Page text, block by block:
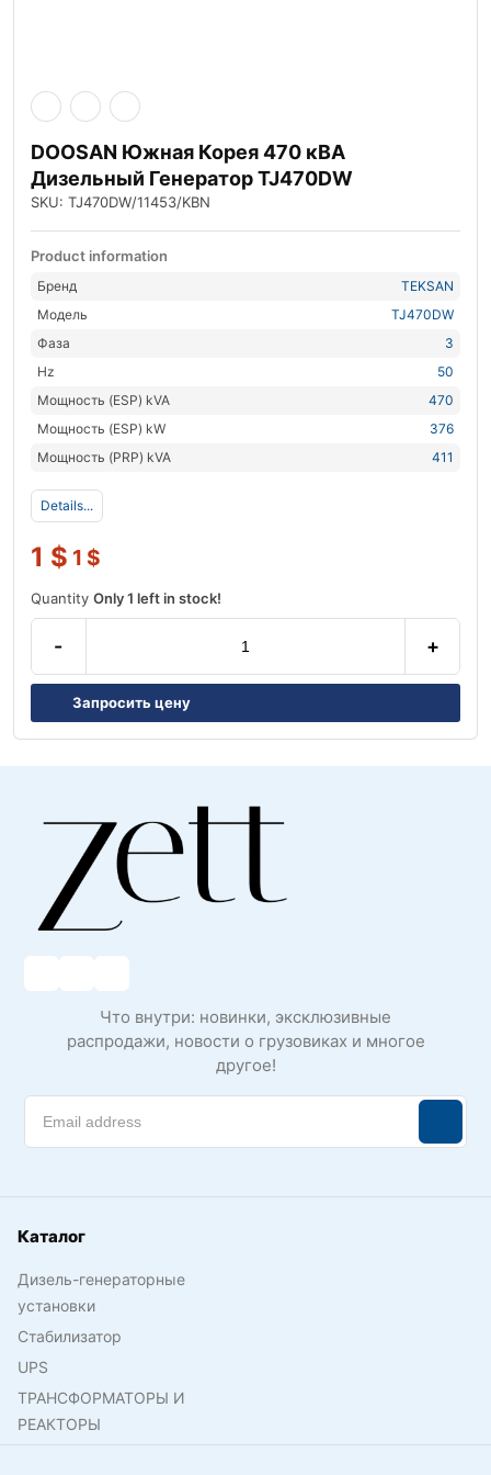
DOOSAN Южная Корея 470 кВА
Дизельный Генератор TJ470DW
SKU: TJ470DW/11453/KBN
Product information
Бренд
TEKSAN
Модель
TJ470DW
Фаза
3
Hz
50
Мощность (ESP) kVA
470
Мощность (ESP) kW
376
Мощность (PRP) kVA
411
Details...
1 $ 1 $
Quantity Only 1 left in stock!
- +
Запросить цену
Что внутри: новинки, эксклюзивные
распродажи, новости о грузовиках и многое
другое!
Каталог
Дизель-генераторные
установки
Стабилизатор
UPS
ТРАНСФОРМАТОРЫ И
РЕАКТОРЫ